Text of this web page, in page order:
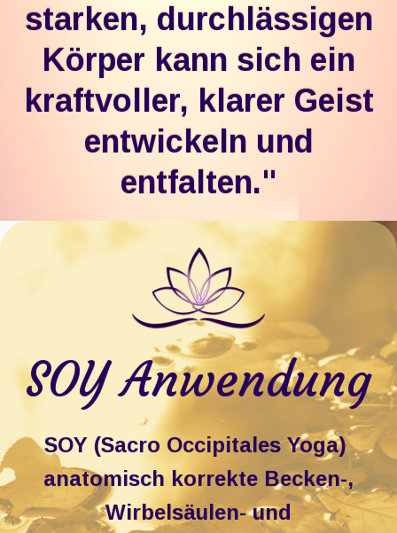
starken, durchlässigen
Körper kann sich ein
kraftvoller, klarer Geist
entwickeln und
entfalten."
SOY Anwendung
SOY (Sacro Occipitales Yoga) ​
anatomisch korrekte Becken-,
Wirbelsäulen- und